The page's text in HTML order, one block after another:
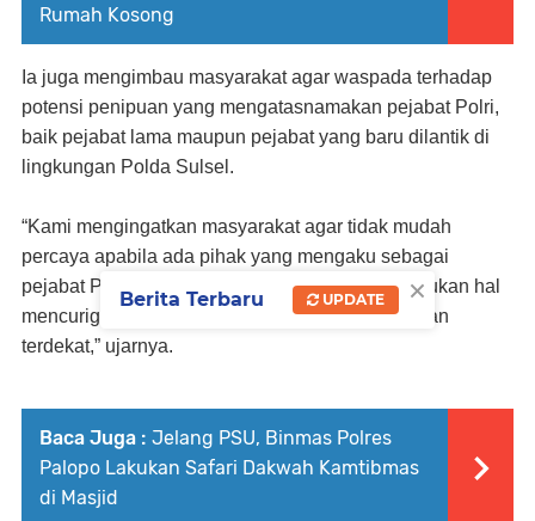
Rumah Kosong
Ia juga mengimbau masyarakat agar waspada terhadap
potensi penipuan yang mengatasnamakan pejabat Polri,
baik pejabat lama maupun pejabat yang baru dilantik di
lingkungan Polda Sulsel.
“Kami mengingatkan masyarakat agar tidak mudah
percaya apabila ada pihak yang mengaku sebagai
pejabat Polri dan meminta sesuatu. Jika menemukan hal
mencurigakan, segera laporkan kepada kepolisian
terdekat,” ujarnya.
Baca Juga : Jelang PSU, Binmas Polres
Palopo Lakukan Safari Dakwah Kamtibmas
di Masjid
×
Berita Terbaru UPDATE